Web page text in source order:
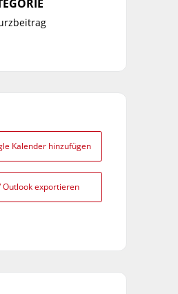
Kalender hinzufügen
Outlook exportieren